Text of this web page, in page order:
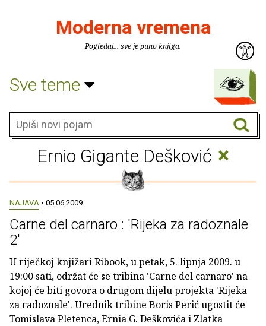
Moderna vremena
Pogledaj... sve je puno knjiga.
Sve teme
Ernio Gigante Dešković ×
NAJAVA • 05.06.2009.
Carne del carnaro : 'Rijeka za radoznale
2'
U riječkoj knjižari Ribook, u petak, 5. lipnja 2009. u
19:00 sati, održat će se tribina 'Carne del carnaro' na
kojoj će biti govora o drugom dijelu projekta 'Rijeka
za radoznale'. Urednik tribine Boris Perić ugostit će
Tomislava Pletenca, Ernia G. Deškovića i Zlatka